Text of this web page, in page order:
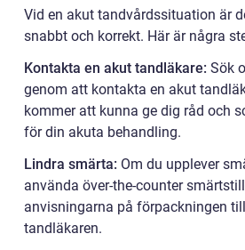
Vid en akut tandvårdssituation är
snabbt och korrekt. Här är några
Kontakta en akut tandläkare: Sök
genom att kontakta en akut
kommer att kunna ge dig råd och
för din akuta behandling.
Lindra smärta: Om du upplever
använda över-the-counter
anvisningarna på förpackningen
tandläkaren.